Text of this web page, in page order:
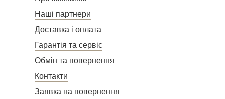
Наші партнери
Доставка і оплата
Гарантія та сервіс
Обмін та повернення
Контакти
Заявка на повернення